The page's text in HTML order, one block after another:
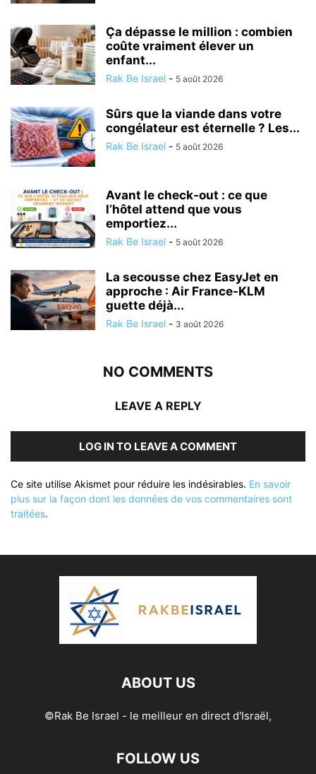
Ça dépasse le million : combien
coûte vraiment élever un
enfant...
Rak Be Israel - 5 août 2026
Sûrs que la viande dans votre
congélateur est éternelle ? Les...
Rak Be Israel - 5 août 2026
Avant le check-out : ce que
l’hôtel attend que vous
emportiez...
Rak Be Israel - 5 août 2026
La secousse chez EasyJet en
approche : Air France-KLM
guette déjà...
Rak Be Israel - 3 août 2026
NO COMMENTS
LEAVE A REPLY
LOG IN TO LEAVE A COMMENT
Ce site utilise Akismet pour réduire les indésirables. En savoir
plus sur la façon dont les données de vos commentaires sont
traitées.
ABOUT US
©Rak Be Israel - le meilleur en direct d'Israël,
FOLLOW US